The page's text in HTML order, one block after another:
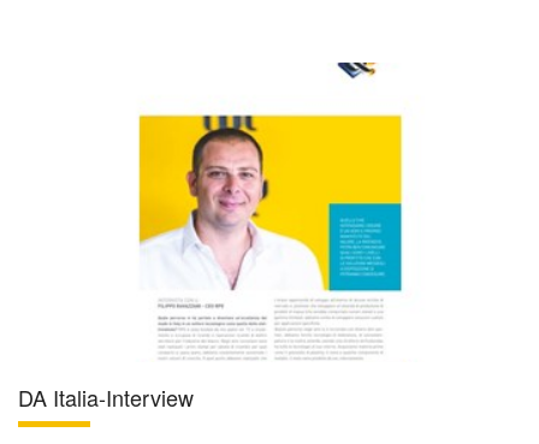
DA Italia-Interview